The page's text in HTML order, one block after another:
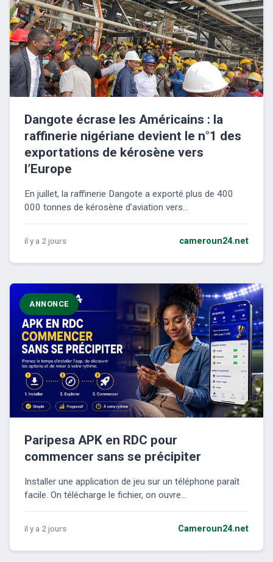
Dangote écrase les Américains : la
raffinerie nigériane devient le n°1 des
exportations de kérosène vers
l’Europe
En juillet, la raffinerie Dangote a exporté plus de 400
000 tonnes de kérosène d’aviation vers...
il y a 2 jours cameroun24.net
ANNONCE
Paripesa APK en RDC pour
commencer sans se précipiter
Installer une application de jeu sur un téléphone paraît
facile. On télécharge le fichier, on ouvre...
il y a 2 jours Cameroun24.net